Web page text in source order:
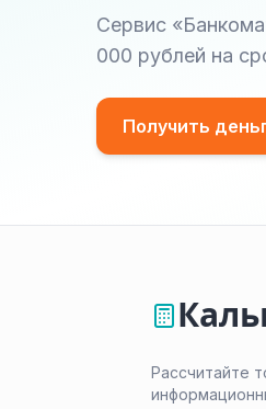
Сервис
000 рублей на
Получить
Рассчитайте